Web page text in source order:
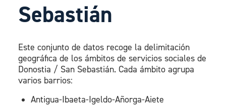
Sebastián
Este conjunto de datos recoge la delimitación
geográfica de los ámbitos de servicios sociales de
Donostia / San Sebastián. Cada ámbito agrupa
varios barrios:
Antigua-Ibaeta-Igeldo-Añorga-Aiete